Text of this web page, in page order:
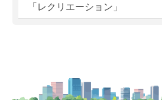
「レクリエーション」